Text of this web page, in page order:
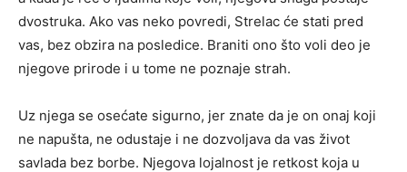
dvostruka. Ako vas neko povredi, Strelac će stati pred
vas, bez obzira na posledice. Braniti ono što voli deo je
njegove prirode i u tome ne poznaje strah.
Uz njega se osećate sigurno, jer znate da je on onaj koji
ne napušta, ne odustaje i ne dozvoljava da vas život
savlada bez borbe. Njegova lojalnost je retkost koja u